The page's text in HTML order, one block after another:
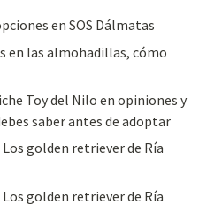
en SOS Dálmatas
en las almohadillas, cómo
Toy del Nilo en opiniones y
saber antes de adoptar
Los golden retriever de Ría
Los golden retriever de Ría